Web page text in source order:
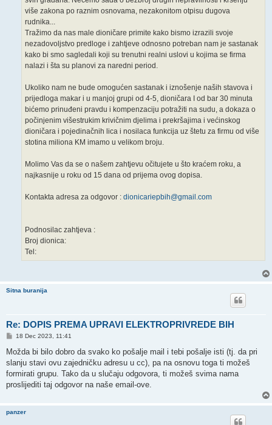
više zakona po raznim osnovama, nezakonitom otpisu dugova
rudnika...
Tražimo da nas male dioničare primite kako bismo izrazili svoje
nezadovoljstvo predloge i zahtjeve odnosno potreban nam je sastanak
kako bi smo sagledali koji su trenutni realni uslovi u kojima se firma
nalazi i šta su planovi za naredni period.
Ukoliko nam ne bude omogućen sastanak i iznošenje naših stavova i
prijedloga makar i u manjoj grupi od 4-5, dioničara I od bar 30 minuta
bićemo prinuđeni pravdu i kompenzaciju potražiti na sudu, a dokaza o
počinjenim višestrukim krivičnim djelima i prekršajima i većinskog
dioničara i pojedinačnih lica i nosilaca funkcija uz štetu za firmu od više
stotina miliona KM imamo u velikom broju.
Molimo Vas da se o našem zahtjevu očitujete u što kraćem roku, a
najkasnije u roku od 15 dana od prijema ovog dopisa.
Kontakta adresa za odgovor : dionicariepbih@gmail.com
Podnosilac zahtjeva :
Broj dionica:
Tel:
Sitna buranija
Re: DOPIS PREMA UPRAVI ELEKTROPRIVREDE BIH
P
s
18 Dec 2023, 11:41
Možda bi bilo dobro da svako ko pošalje mail i tebi pošalje isti (tj. da pri
slanju stavi ovu zajedničku adresu u cc), pa na osnovu toga ti možeš
formirati grupu. Tako da u slučaju odgovora, ti možeš svima nama
proslijediti taj odgovor na naše email-ove.
panzer